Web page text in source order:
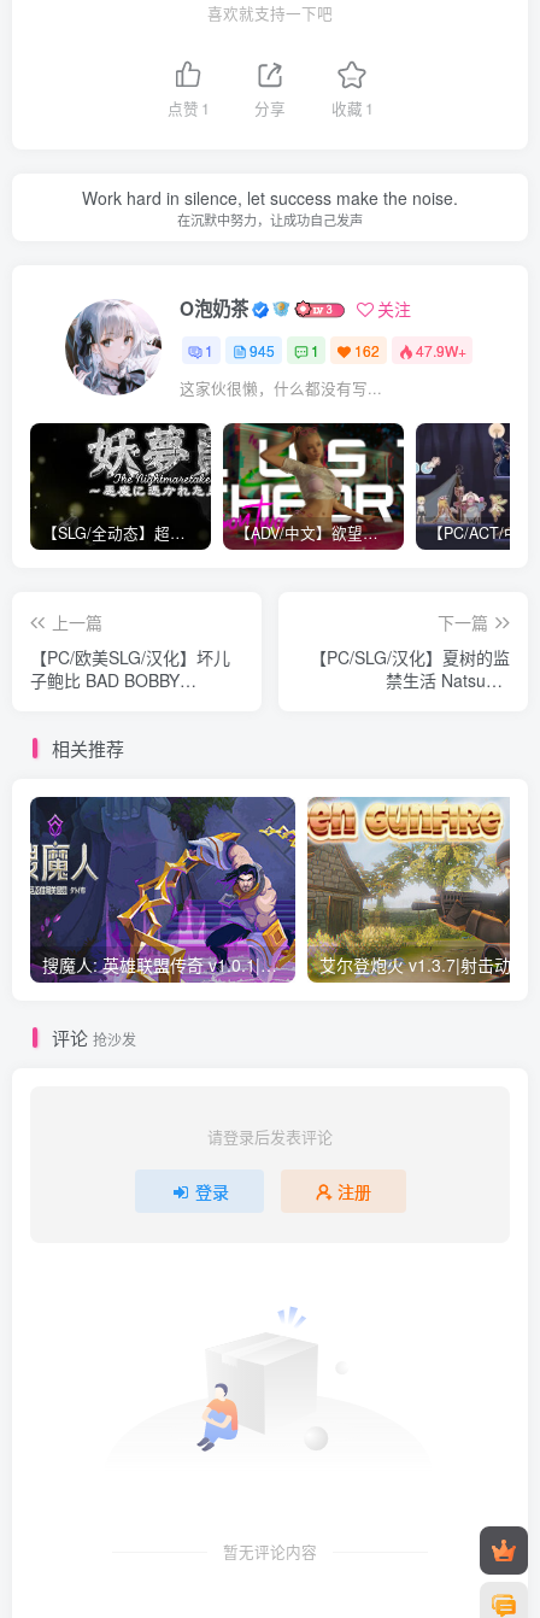
喜欢就支持一下吧
点赞 1 分享 收藏 1
Work hard in silence, let success make the noise.
在沉默中努力，让成功自己发声
O泡奶茶 关注
1 945 1 162 47.9W+
这家伙很懒，什么都没有写...
【SLG/全动态】超级互动：妖梦员~梦魇制造者 V1.5正式版【全CV/13.5G】 【ADV/中文】欲望理论 第二季 Lust Theory S2 V1.0.3 STEAM官方中文版【16.4G】
上一篇
【PC/欧美SLG/汉化】坏儿
子鲍比 BAD BOBBY
【630M】
下一篇
【PC/SLG/汉化】夏树的监
禁生活 Natsuki's
相关推荐
搜魔人: 英雄联盟传奇 v1.0.1|动作冒险|容量3.2GB|免安装绿色中文版
评论 抢沙发
请登录后发表评论
登录 注册
暂无评论内容